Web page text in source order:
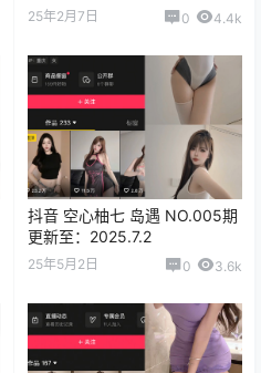
25年2月7日 0 4.4k
抖音 空心柚七 岛遇 NO.005期
更新至：2025.7.2
25年5月2日 0 3.6k